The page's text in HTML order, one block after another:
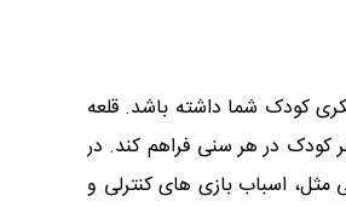
کودک شما داشته باشد. قلعه
کودک در هر سنی فراهم کند. در
مثل، اسباب بازی های کنترلی و